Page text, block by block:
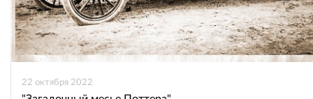
22 октября 2022